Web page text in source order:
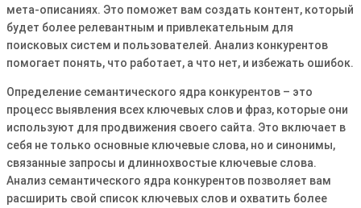
мета-описаниях. Это поможет вам создать контент, который
будет более релевантным и привлекательным для
поисковых систем и пользователей. Анализ конкурентов
помогает понять, что работает, а что нет, и избежать ошибок.
Определение семантического ядра конкурентов – это
процесс выявления всех ключевых слов и фраз, которые они
используют для продвижения своего сайта. Это включает в
себя не только основные ключевые слова, но и синонимы,
связанные запросы и длиннохвостые ключевые слова.
Анализ семантического ядра конкурентов позволяет вам
расширить свой список ключевых слов и охватить более